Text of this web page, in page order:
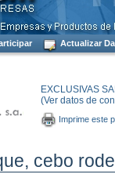
Actualizar
EXCLUSIVAS
(Ver datos de
Imprime este
cebo